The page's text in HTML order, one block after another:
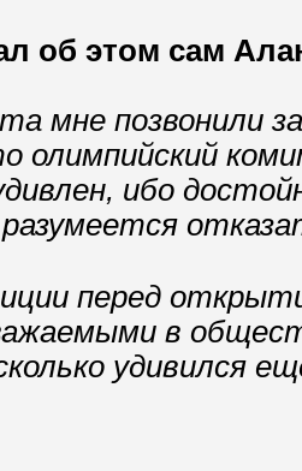
об этом сам
мне позвонили
олимпийский
ибо
перед
в
удивился